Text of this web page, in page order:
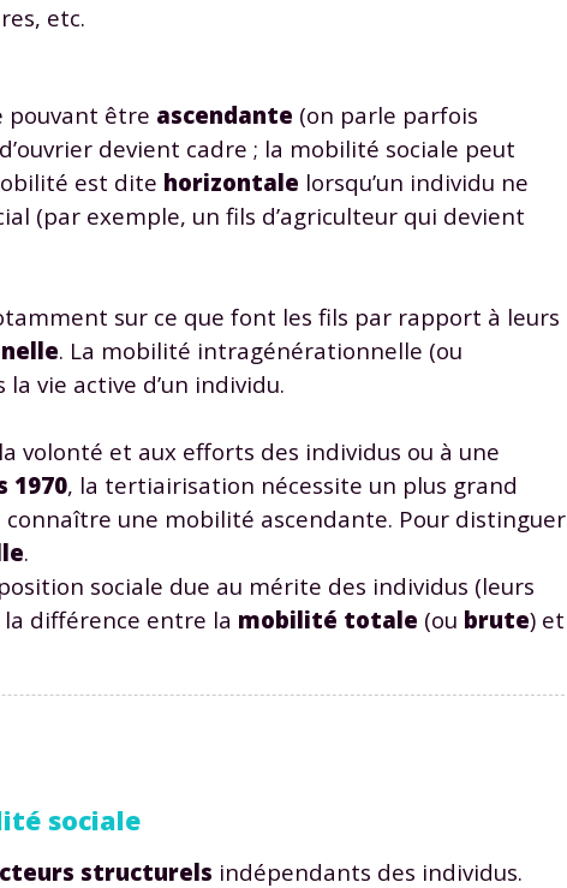
etc.
pouvant être ascendante (on parle parfois
devient cadre ; la mobilité sociale peut
est dite horizontale lorsqu’un individu ne
(par exemple, un fils d’agriculteur qui devient
sur ce que font les fils par rapport à leurs
. La mobilité intragénérationnelle (ou
vie active d’un individu.
volonté et aux efforts des individus ou à une
1970, la tertiairisation nécessite un plus grand
une mobilité ascendante. Pour distinguer
.
sociale due au mérite des individus (leurs
différence entre la mobilité totale (ou brute) et
sociale
structurels indépendants des individus.